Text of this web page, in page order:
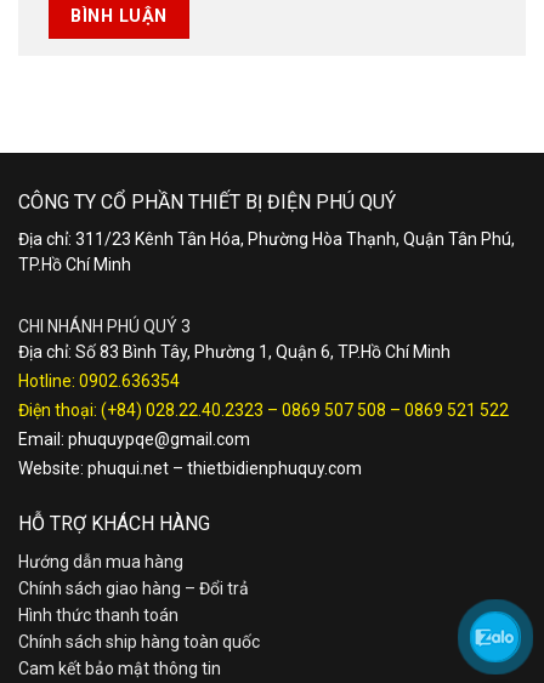
CÔNG TY CỔ PHẦN THIẾT BỊ ĐIỆN PHÚ QUÝ
Địa chỉ: 311/23 Kênh Tân Hóa, Phường Hòa Thạnh, Quận Tân Phú,
TP.Hồ Chí Minh
CHI NHÁNH PHÚ QUÝ 3
Địa chỉ: Số 83 Bình Tây, Phường 1, Quận 6, TP.Hồ Chí Minh
Hotline: 0902.636354
Điện thoại: (+84) 028.22.40.2323 – 0869 507 508 – 0869 521 522
Email: phuquypqe@gmail.com
Website: phuqui.net – thietbidienphuquy.com
HỖ TRỢ KHÁCH HÀNG
Hướng dẫn mua hàng
Chính sách giao hàng – Đổi trả
Hình thức thanh toán
Chính sách ship hàng toàn quốc
Cam kết bảo mật thông tin